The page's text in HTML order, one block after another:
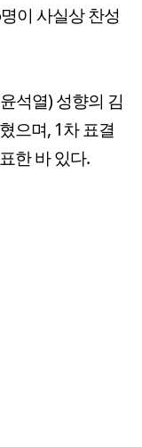
이 사실상 찬성
석열) 성향의 김
으며, 1차 표결
한 바 있다.